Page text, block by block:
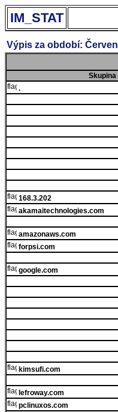
IM_STAT
Výpis za období:
Skupina
.
168.3.202
akamaitechnologies.com
amazonaws.com
forpsi.com
google.com
kimsufi.com
lefroway.com
pclinuxos.com